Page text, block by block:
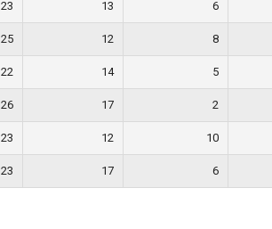
6
13
23
8
12
25
5
14
22
2
17
26
10
12
23
6
17
23